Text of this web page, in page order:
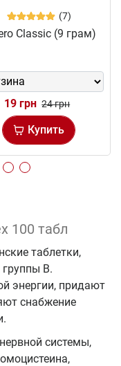
(7)
Classic (9 грам)
19 грн 24 грн
Купить
100 табл
таблетки,
В.
энергии, придают
снабжение
системы,